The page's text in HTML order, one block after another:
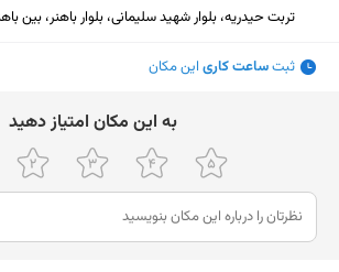
تربت حیدریه، بلوار شهید سلیمانی، بلوار باهنر، بین باهنر 54 و
ثبتساعت کاری این مکان
ﺑﻪ اﯾﻦ ﻣﮑﺎن اﻣﺘﯿﺎز دﻫﯿﺪ